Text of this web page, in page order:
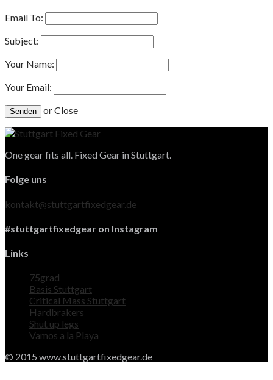
Email To:
Subject:
Your Name:
Your Email:
orClose
One gear fits all. Fixed Gear in Stuttgart.
Folge uns
kontakt@stuttgartfixedgear.de
#stuttgartfixedgear on Instagram
Links
75grad
Basis Stuttgart
Critical Mass Stuttgart
Hardbrakers
Shut up legs
Vamos a la Playa
© 2015 www.stuttgartfixedgear.de